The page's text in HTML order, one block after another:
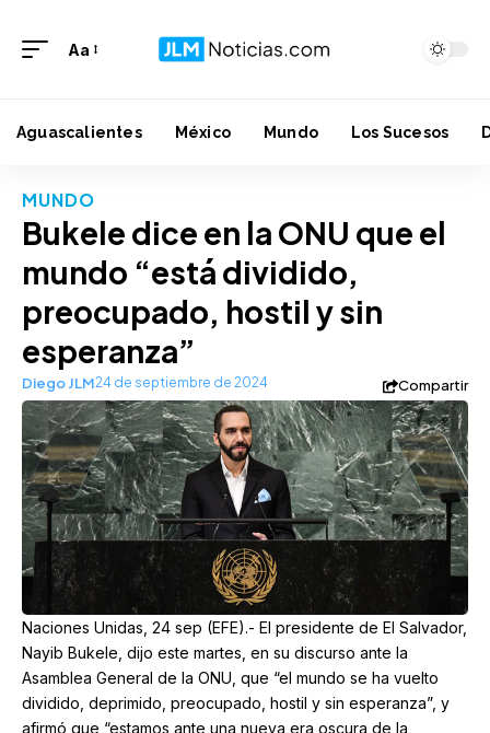
Aa
Aguascalientes México Mundo Los Sucesos
MUNDO
Bukele dice en la ONU que el
mundo “está dividido,
preocupado, hostil y sin
esperanza”
Diego JLM24 de septiembre de 2024 Compartir
Naciones Unidas, 24 sep (EFE).- El presidente de El Salvador,
Nayib Bukele, dijo este martes, en su discurso ante la
Asamblea General de la ONU, que “el mundo se ha vuelto
dividido, deprimido, preocupado, hostil y sin esperanza”, y
afirmó que “estamos ante una nueva era oscura de la